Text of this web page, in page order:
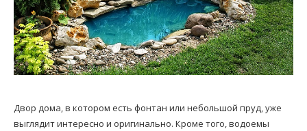
Двор дома, в котором есть фонтан или небольшой пруд, уже
выглядит интересно и оригинально. Кроме того, водоемы